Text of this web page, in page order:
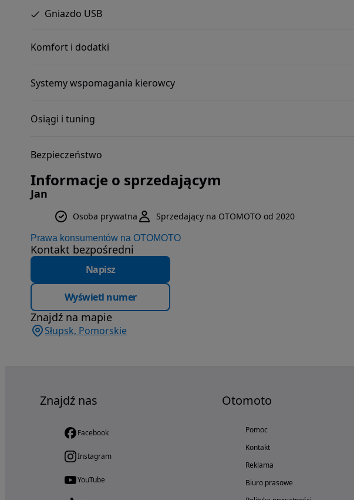
Gniazdo USB
Komfort i dodatki
Systemy wspomagania kierowcy
Osiągi i tuning
Bezpieczeństwo
Informacje o sprzedającym
Jan
Osoba prywatna Sprzedający na OTOMOTO od 2020
Prawa konsumentów na OTOMOTO
Kontakt bezpośredni
Napisz
Wyświetl numer
Znajdź na mapie
Słupsk, Pomorskie
Znajdź nas
Facebook
Instagram
YouTube
Otomoto
Pomoc
Kontakt
Reklama
Biuro prasowe